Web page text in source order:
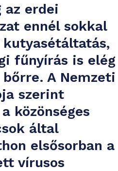
az erdei
ennél sokkal
kutyasétáltatás,
fűnyírás is elég
A Nemzeti
szerint
közönséges
által
elsősorban a
vírusos